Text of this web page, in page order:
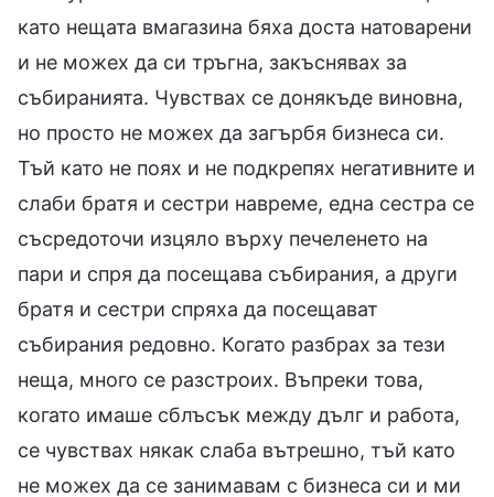
като нещата вмагазина бяха доста натоварени
и не можех да си тръгна, закъснявах за
събиранията. Чувствах се донякъде виновна,
но просто не можех да загърбя бизнеса си.
Тъй като не поях и не подкрепях негативните и
слаби братя и сестри навреме, една сестра се
съсредоточи изцяло върху печеленето на
пари и спря да посещава събирания, а други
братя и сестри спряха да посещават
събирания редовно. Когато разбрах за тези
неща, много се разстроих. Въпреки това,
когато имаше сблъсък между дълг и работа,
се чувствах някак слаба вътрешно, тъй като
не можех да се занимавам с бизнеса си и ми